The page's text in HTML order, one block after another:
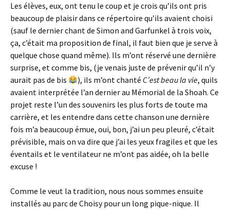
Les élèves, eux, ont tenu le coup et je crois qu’ils ont pris
beaucoup de plaisir dans ce répertoire qu’ils avaient choisi
(sauf le dernier chant de Simon and Garfunkel à trois voix,
ça, c’était ma proposition de final, il faut bien que je serve à
quelque chose quand même). Ils m’ont réservé une dernière
surprise, et comme bis, (je venais juste de prévenir qu’il n’y
aurait pas de bis
), ils m’ont chanté C’est beau la vie, quils
avaient interprétée l’an dernier au Mémorial de la Shoah. Ce
projet reste l’un des souvenirs les plus forts de toute ma
carrière, et les entendre dans cette chanson une dernière
fois m’a beaucoup émue, oui, bon, j’ai un peu pleuré, c’était
prévisible, mais on va dire que j’ai les yeux fragiles et que les
éventails et le ventilateur ne m’ont pas aidée, oh la belle
excuse !
Comme le veut la tradition, nous nous sommes ensuite
installés au parc de Choisy pour un long pique-nique. Il